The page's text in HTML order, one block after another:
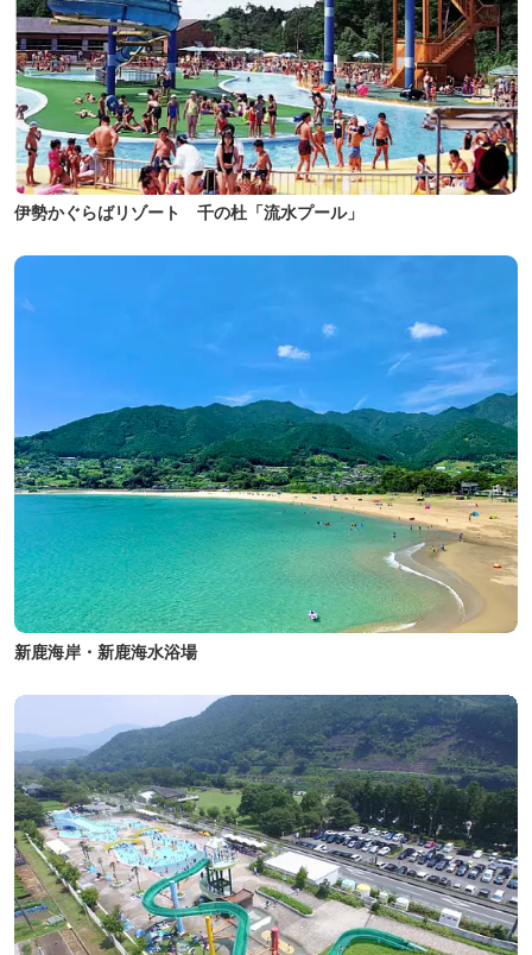
伊勢かぐらばリゾート 千の杜「流水プール」
新鹿海岸・新鹿海水浴場